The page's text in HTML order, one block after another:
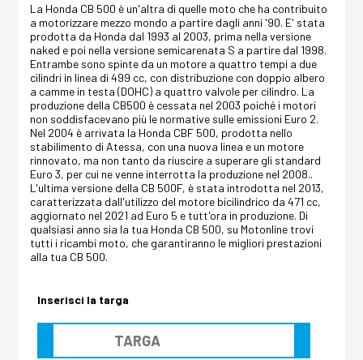
La Honda CB 500 è un'altra di quelle moto che ha contribuito
a motorizzare mezzo mondo a partire dagli anni '90. E' stata
prodotta da Honda dal 1993 al 2003, prima nella versione
naked e poi nella versione semicarenata S a partire dal 1998.
Entrambe sono spinte da un motore a quattro tempi a due
cilindri in linea di 499 cc, con distribuzione con doppio albero
a camme in testa (DOHC) a quattro valvole per cilindro. La
produzione della CB500 è cessata nel 2003 poiché i motori
non soddisfacevano più le normative sulle emissioni Euro 2.
Nel 2004 è arrivata la Honda CBF 500, prodotta nello
stabilimento di Atessa, con una nuova linea e un motore
rinnovato, ma non tanto da riuscire a superare gli standard
Euro 3, per cui ne venne interrotta la produzione nel 2008..
L'ultima versione della CB 500F, è stata introdotta nel 2013,
caratterizzata dall'utilizzo del motore bicilindrico da 471 cc,
aggiornato nel 2021 ad Euro 5 e tutt'ora in produzione. Di
qualsiasi anno sia la tua Honda CB 500, su Motonline trovi
tutti i ricambi moto, che garantiranno le migliori prestazioni
alla tua CB 500.
Inserisci la targa